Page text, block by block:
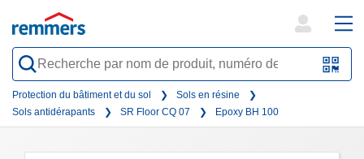
QR-
search
form
Protection du bâtiment et du sol
Sols en résine
Sols antidérapants
SR Floor CQ 07 Epoxy BH 100